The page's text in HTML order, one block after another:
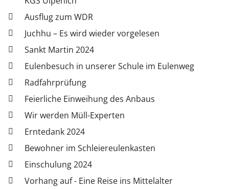
Ausflug zum WDR
Juchhu – Es wird wieder vorgelesen
Sankt Martin 2024
Eulenbesuch in unserer Schule im Eulenweg
Radfahrprüfung
Feierliche Einweihung des Anbaus
Wir werden Müll-Experten
Erntedank 2024
Bewohner im Schleiereulenkasten
Einschulung 2024
Vorhang auf - Eine Reise ins Mittelalter